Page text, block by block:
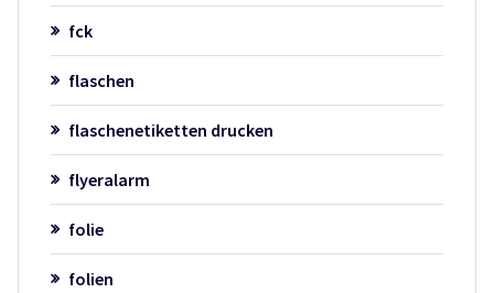
fck
flaschen
flaschenetiketten drucken
flyeralarm
folie
folien